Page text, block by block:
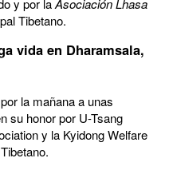
y por laAsociación Lhasa
Tibetano.
vida en Dharamsala,
la mañana a unas
su honor por U-Tsang
y la Kyidong Welfare